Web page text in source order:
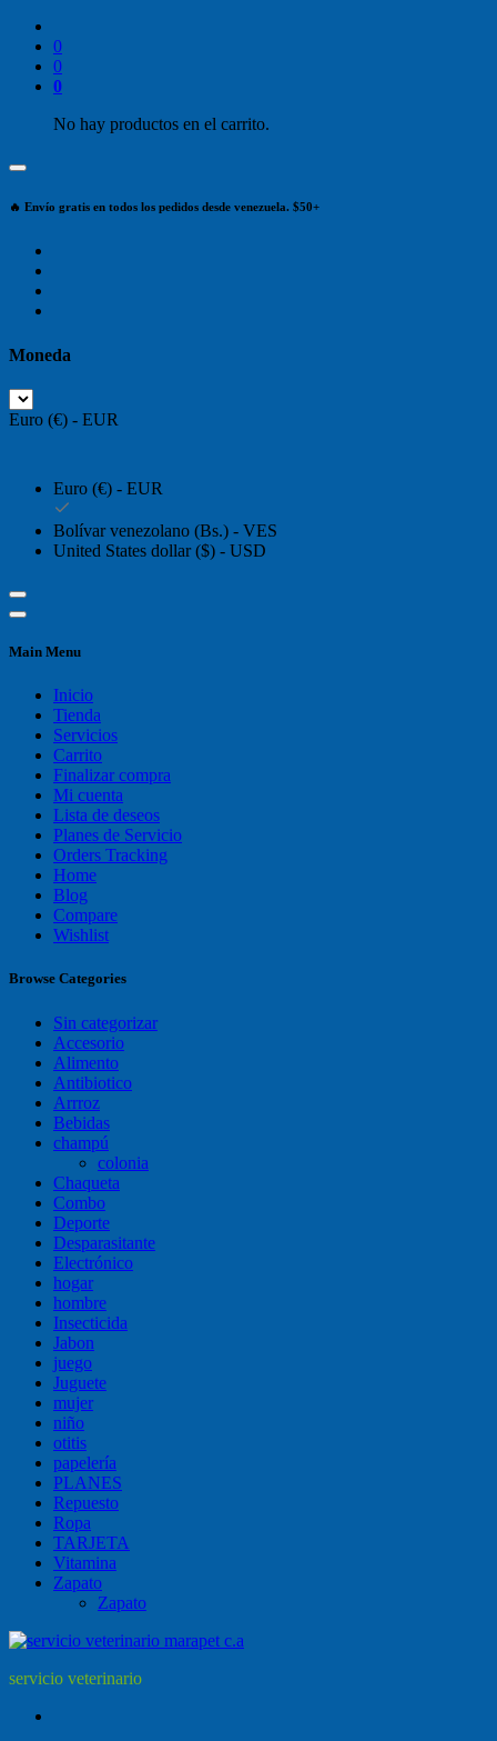
0
0
0
No hay productos en el carrito.
🔥 Envío gratis en todos los pedidos desde venezuela. $50+
Moneda
Euro (€) - EUR
Euro (€) - EUR
Bolívar venezolano (Bs.) - VES
United States dollar ($) - USD
Main Menu
Inicio
Tienda
Servicios
Carrito
Finalizar compra
Mi cuenta
Lista de deseos
Planes de Servicio
Orders Tracking
Home
Blog
Compare
Wishlist
Browse Categories
Sin categorizar
Accesorio
Alimento
Antibiotico
Arrroz
Bebidas
champú
colonia
Chaqueta
Combo
Deporte
Desparasitante
Electrónico
hogar
hombre
Insecticida
Jabon
juego
Juguete
mujer
niño
otitis
papelería
PLANES
Repuesto
Ropa
TARJETA
Vitamina
Zapato
Zapato
servicio veterinario